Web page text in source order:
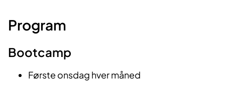
Program
Bootcamp
Første onsdag hver måned